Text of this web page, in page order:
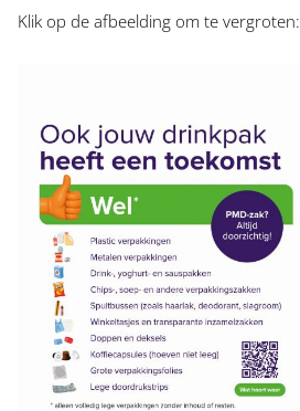
Klik op de afbeelding om te vergroten: